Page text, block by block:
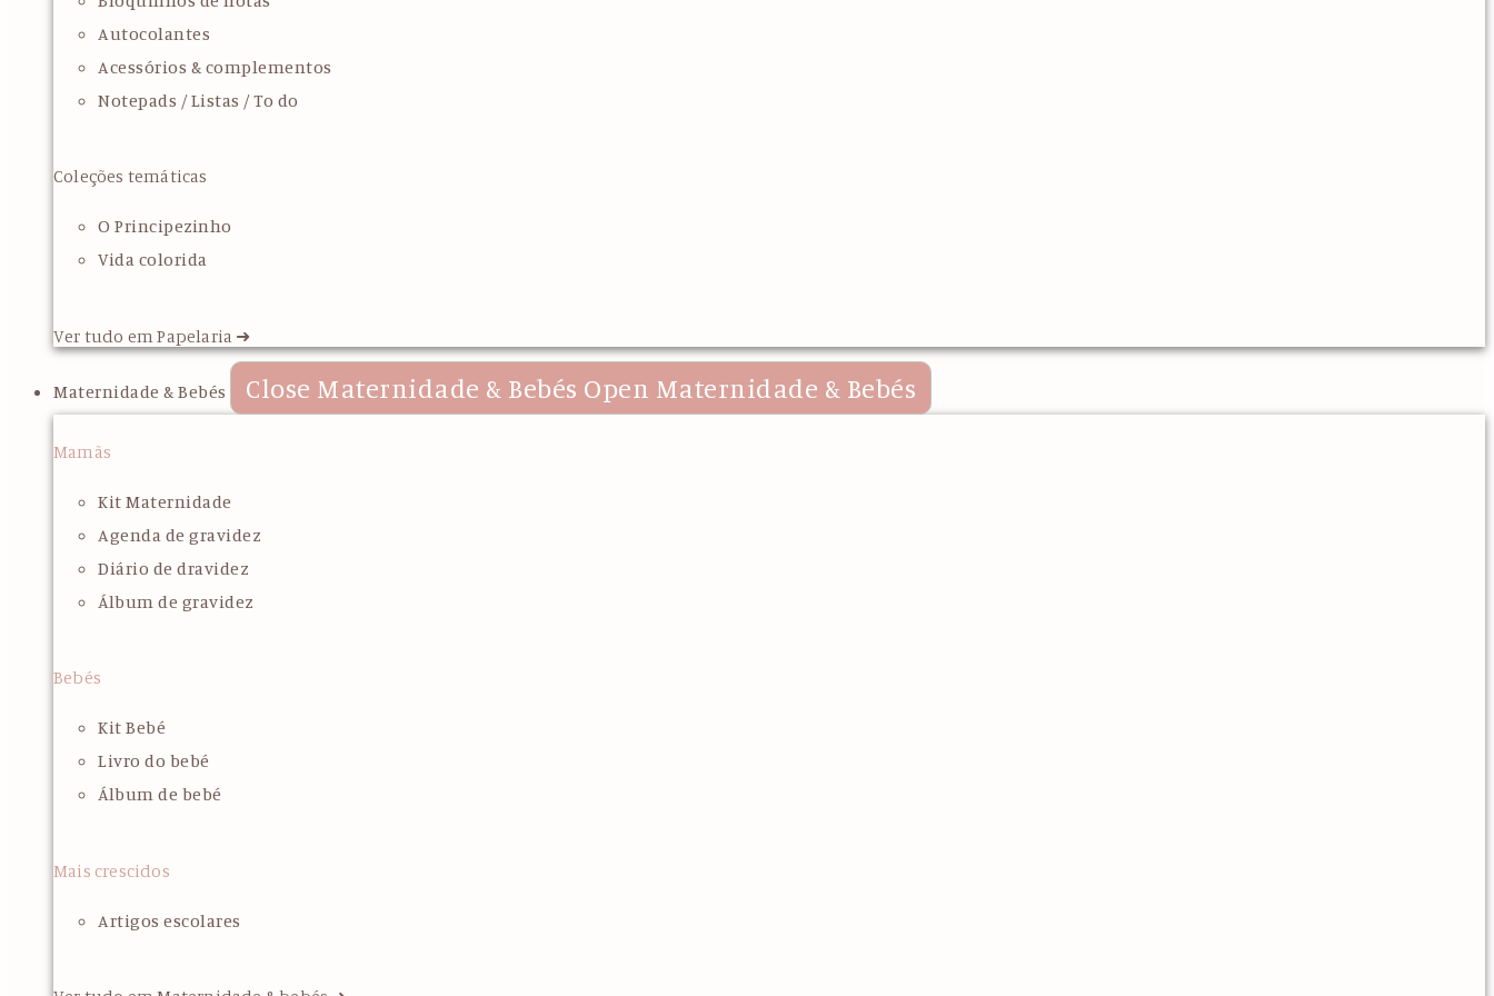
Autocolantes
Acessórios & complementos
Notepads / Listas / To do
Coleções temáticas
O Principezinho
Vida colorida
Ver tudo em Papelaria ➜
Maternidade & Bebés Close Maternidade & Bebés Open Maternidade & Bebés
Mamãs
Kit Maternidade
Agenda de gravidez
Diário de dravidez
Álbum de gravidez
Bebés
Kit Bebé
Livro do bebé
Álbum de bebé
Mais crescidos
Artigos escolares